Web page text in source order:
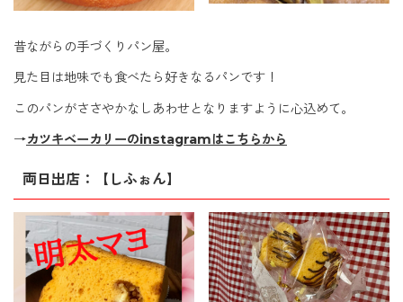
昔ながらの手づくりパン屋。
見た目は地味でも食べたら好きなるパンです！
このパンがささやかなしあわせとなりますように心込めて。
→カツキベーカリーのinstagramはこちらから
両日出店：【しふぉん】